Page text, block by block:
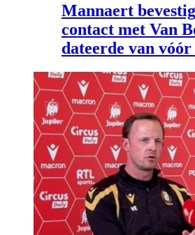
Mannaert
contact met Van
dateerde van